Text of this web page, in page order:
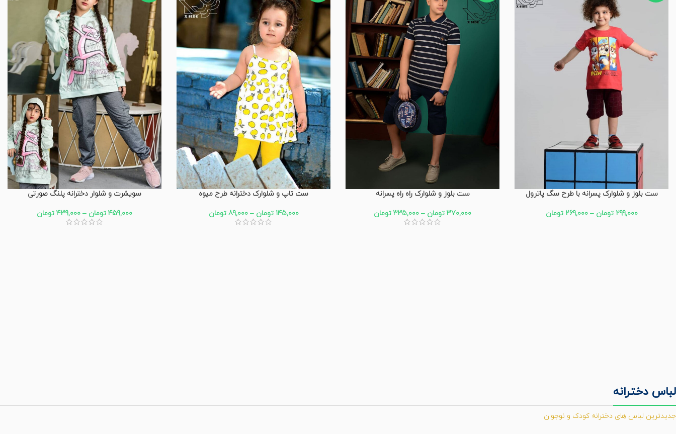
ست بلوز و شلوارک پسرانه با طرح سگ پاترول
299,000 تومان –
269,000 تومان
ست بلوز و شلوارک راه راه پسرانه
370,000 تومان –
335,000 تومان
ست تاپ و شلوارک دخترانه طرح میوه
145,000 تومان –
89,000 تومان
سویشرت و شلوار دخترانه پلنگ صورتی
459,000 تومان –
439,000 تومان
لباس دخترانه
جدیدترین لباس های دخترانه کودک و نوجوان